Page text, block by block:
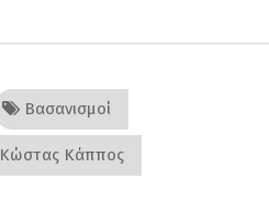
Βασανισμοί
Κώστας Κάππος